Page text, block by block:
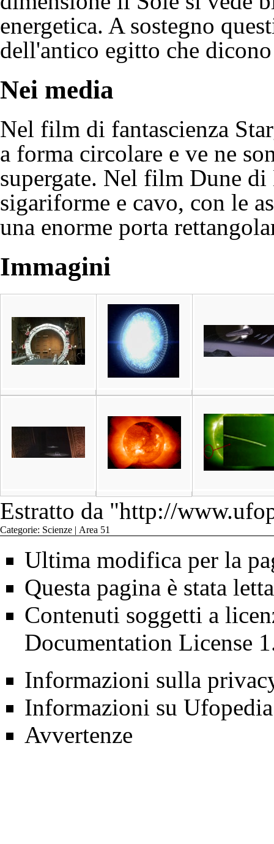
energetica. A sostegno
dell'antico egitto che
Nei media
Nel film di fantascienza
a forma circolare e ve ne
supergate. Nel film Dune di
sigariforme e cavo, con le
una enorme porta
Immagini
Estratto da "http://
Categorie: Scienze | Area 51
Ultima modifica per la
Questa pagina è stata
Contenuti soggetti a
Documentation License
Informazioni sulla
Informazioni su Ufopedia
Avvertenze